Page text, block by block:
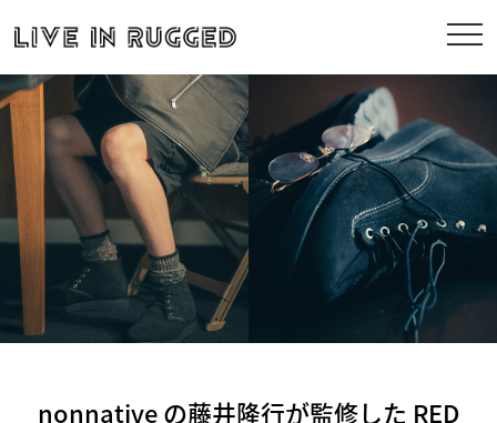
nonnative の藤井隆行が監修した RED